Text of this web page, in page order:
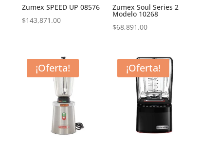
Zumex SPEED UP 08576
$143,871.00
Zumex Soul Series 2
Modelo 10268
$68,891.00
¡Oferta! ¡Oferta!